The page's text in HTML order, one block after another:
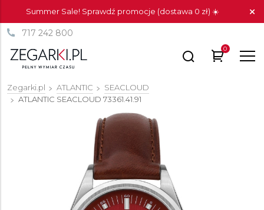
Summer Sale! Sprawdź promocje (dostawa 0 zł) ☀️
717 242 800
0
Zegarki.pl ATLANTIC
SEACLOUD
ATLANTIC SEACLOUD 73361.41.91